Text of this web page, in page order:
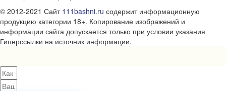
© 2012-2021 Сайт 111bashni.ru содержит информационную
продукцию категории 18+. Копирование изображений и
информации сайта допускается только при условии указания
Гиперссылки на источник информации.